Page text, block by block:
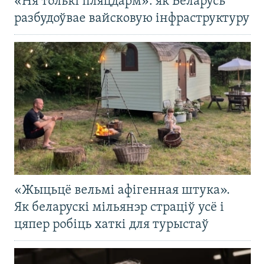
разбудоўвае вайсковую інфраструктуру
«Жыцьцё вельмі афігенная штука».
Як беларускі мільянэр страціў усё і
цяпер робіць хаткі для турыстаў